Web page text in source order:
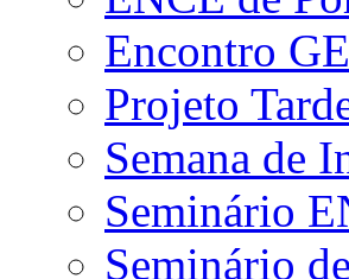
Encontro
Projeto
Semana de
Seminário
Seminário